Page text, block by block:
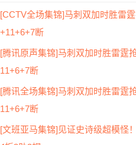
[CCTV全场集锦]马刺双加时胜雷
+11+6+7断
[腾讯原声集锦]马刺双加时胜雷霆
11+6+7断
[腾讯全场集锦]马刺双加时胜雷霆
11+6+7断
[文班亚马集锦]见证史诗级超模怪